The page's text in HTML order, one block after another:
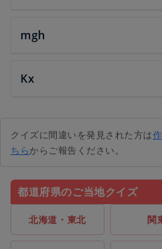
mgh
Kx
クイズに間違いを発見された方は
ちらからご報告ください。
都道府県のご当地クイズ
北海道・東北 関